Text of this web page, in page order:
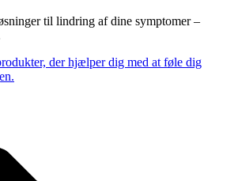
til lindring af dine symptomer –
der hjælper dig med at føle dig